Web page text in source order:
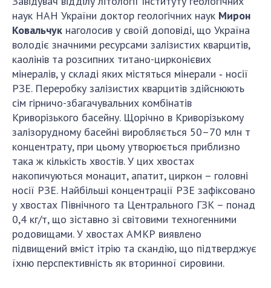
наук НАН України доктор геологічних наук Мирон
Ковальчук наголосив у своїй доповіді, що Україна
володіє значними ресурсами залізистих кварцитів,
каолінів та розсипних титано-цирконієвих
мінералів, у складі яких містяться мінерали ‑ носії
РЗЕ. Переробку залізистих кварцитів здійснюють
сім гірничо-збагачувальних комбінатів
Криворізького басейну. Щорічно в Криворізькому
залізорудному басейні виробляється 50–70 млн т
концентрату, при цьому утворюється приблизно
така ж кількість хвостів. У цих хвостах
накопичуються монацит, апатит, циркон – головні
носії РЗЕ. Найбільші концентрації РЗЕ зафіксовано
у хвостах Північного та Центрального ГЗК – понад
0,4 кг/т, що зіставно зі світовими техногенними
родовищами. У хвостах АМКР виявлено
підвищений вміст ітрію та скандію, що підтверджує
їхню перспективність як вторинної сировини.